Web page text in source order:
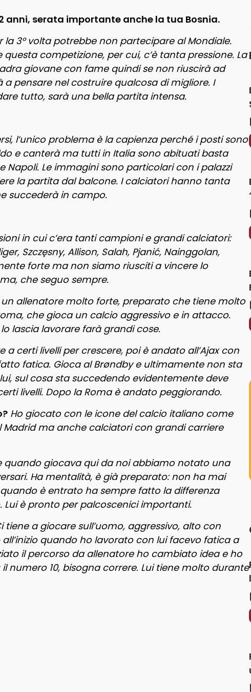
anni, serata importante anche la tua Bosnia.
3° volta potrebbe non partecipare al Mondiale.
competizione, per cui, c’è tanta pressione. La
giovane con fame quindi se non riuscirà ad
pensare nel costruire qualcosa di migliore. I
tutto, sarà una bella partita intensa.
l’unico problema è la capienza perché i posti sono
e canterà ma tutti in Italia sono abituati basta
Napoli. Le immagini sono particolari con i palazzi
la partita dal balcone. I calciatori hanno tanta
succederà in campo.
in cui c’era tanti campioni e grandi calciatori:
Szczęsny, Allison, Salah, Pjanić, Nainggolan,
forte ma non siamo riusciti a vincere lo
che seguo sempre.
un allenatore molto forte, preparato che tiene molto
che gioca un calcio aggressivo e in attacco.
lascia lavorare farà grandi cose.
a certi livelli per crescere, poi è andato all’Ajax con
fatica. Gioca al Brøndby e ultimamente non sta
sul cosa sta succedendo evidentemente deve
livelli. Dopo la Roma è andato peggiorando.
Ho giocato con le icone del calcio italiano come
Madrid ma anche calciatori con grandi carriere
quando giocava qui da noi abbiamo notato una
Ha mentalità, è già preparato: non ha mai
è entrato ha sempre fatto la differenza
è pronto per palcoscenici importanti.
tiene a giocare sull’uomo, aggressivo, alto con
quando ho lavorato con lui facevo fatica a
il percorso da allenatore ho cambiato idea e ho
numero 10, bisogna correre. Lui tiene molto durante